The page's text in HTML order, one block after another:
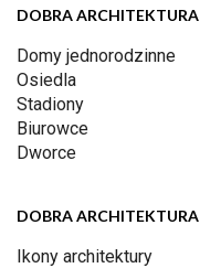
DOBRA ARCHITEKTURA
Domy jednorodzinne
Osiedla
Stadiony
Biurowce
Dworce
DOBRA ARCHITEKTURA
Ikony architektury